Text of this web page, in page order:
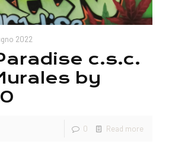
2022
c.s.c.
by
0 Read more